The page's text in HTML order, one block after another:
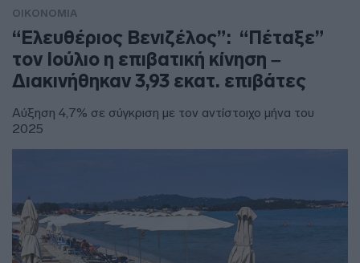
ΟΙΚΟΝΟΜΙΑ
“Ελευθέριος Βενιζέλος”: “Πέταξε”
τον Ιούλιο η επιβατική κίνηση –
Διακινήθηκαν 3,93 εκατ. επιβάτες
Αύξηση 4,7% σε σύγκριση με τον αντίστοιχο μήνα του
2025